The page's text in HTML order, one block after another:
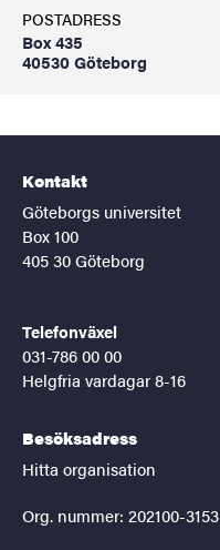
POSTADRESS
Box 435
40530 Göteborg
Kontakt
Göteborgs universitet
Box 100
405 30 Göteborg
Telefonväxel
031-786 00 00
Helgfria vardagar 8-16
Besöksadress
Hitta organisation
Org. nummer: 202100-3153